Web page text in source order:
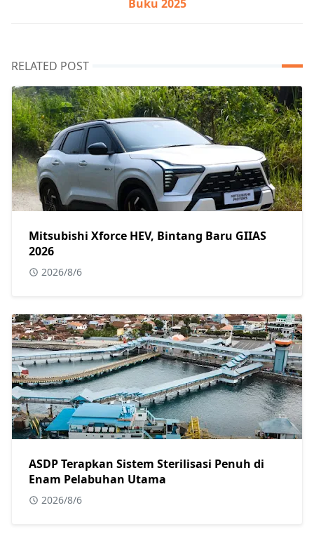
Buku 2025
RELATED POST
Mitsubishi Xforce HEV, Bintang Baru GIIAS
2026
2026/8/6
ASDP Terapkan Sistem Sterilisasi Penuh di
Enam Pelabuhan Utama
2026/8/6